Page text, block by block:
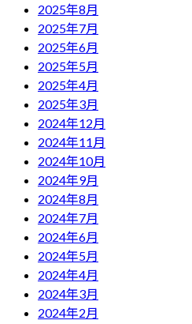
2025年8月
2025年7月
2025年6月
2025年5月
2025年4月
2025年3月
2024年12月
2024年11月
2024年10月
2024年9月
2024年8月
2024年7月
2024年6月
2024年5月
2024年4月
2024年3月
2024年2月